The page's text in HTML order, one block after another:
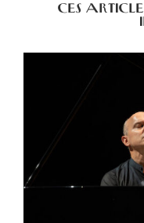
CES